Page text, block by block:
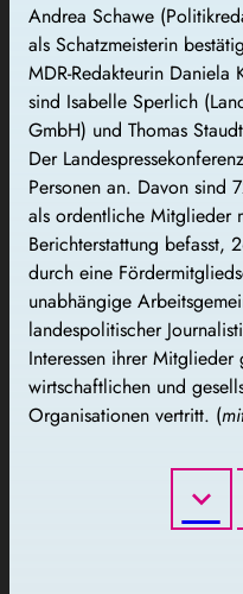
Andrea Schawe
als Schatzmeisterin
MDR-Redakteurin
sind Isabelle Sperlich
GmbH) und Thomas
Der
Personen an. Davon sind
als ordentliche Mitglieder
Berichterstattung befasst,
durch eine
unabhängige
landespolitischer
Interessen ihrer
wirtschaftlichen und
Organisationen vertritt. (